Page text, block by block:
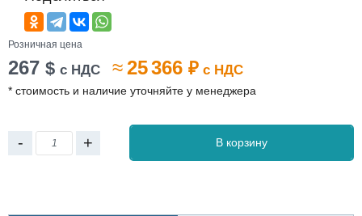
Розничная цена
267 $ с НДС ≈25 366 ₽ с НДС
* стоимость и наличие уточняйте у менеджера
- + В корзину